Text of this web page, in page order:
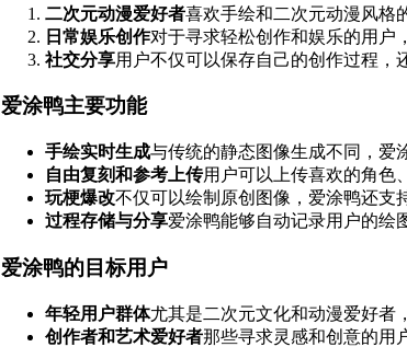
二次元动漫爱好者喜欢手绘和二次元动漫风格
日常娱乐创作对于寻求轻松创作和娱乐的用户
社交分享用户不仅可以保存自己的创作过程，
爱涂鸭主要功能
手绘实时生成与传统的静态图像生成不同，爱
自由复刻和参考上传用户可以上传喜欢的角色
玩梗爆改不仅可以绘制原创图像，爱涂鸭还支
过程存储与分享爱涂鸭能够自动记录用户的绘
爱涂鸭的目标用户
年轻用户群体尤其是二次元文化和动漫爱好者
创作者和艺术爱好者那些寻求灵感和创意的用